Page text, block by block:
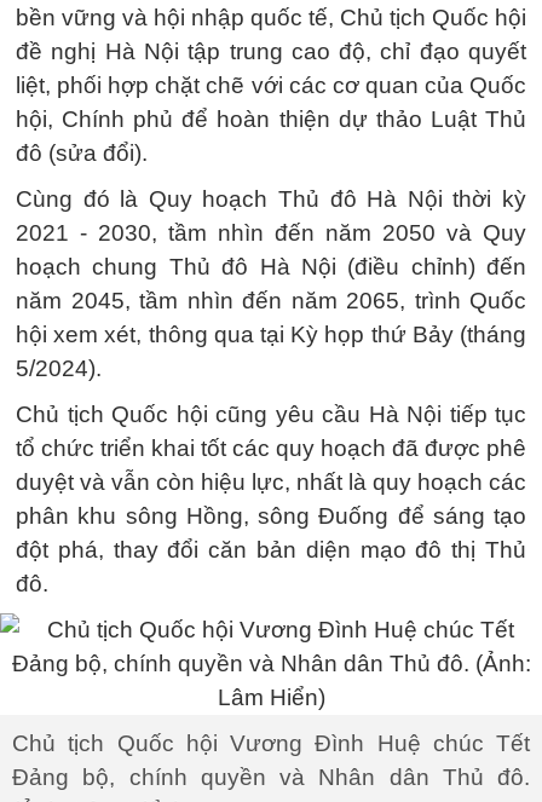
bền vững và hội nhập quốc tế, Chủ tịch Quốc hội
đề nghị Hà Nội tập trung cao độ, chỉ đạo quyết
liệt, phối hợp chặt chẽ với các cơ quan của Quốc
hội, Chính phủ để hoàn thiện dự thảo Luật Thủ
đô (sửa đổi).
Cùng đó là Quy hoạch Thủ đô Hà Nội thời kỳ
2021 - 2030, tầm nhìn đến năm 2050 và Quy
hoạch chung Thủ đô Hà Nội (điều chỉnh) đến
năm 2045, tầm nhìn đến năm 2065, trình Quốc
hội xem xét, thông qua tại Kỳ họp thứ Bảy (tháng
5/2024).
Chủ tịch Quốc hội cũng yêu cầu Hà Nội tiếp tục
tổ chức triển khai tốt các quy hoạch đã được phê
duyệt và vẫn còn hiệu lực, nhất là quy hoạch các
phân khu sông Hồng, sông Đuống để sáng tạo
đột phá, thay đổi căn bản diện mạo đô thị Thủ
đô.
Chủ tịch Quốc hội Vương Đình Huệ chúc Tết
Đảng bộ, chính quyền và Nhân dân Thủ đô.